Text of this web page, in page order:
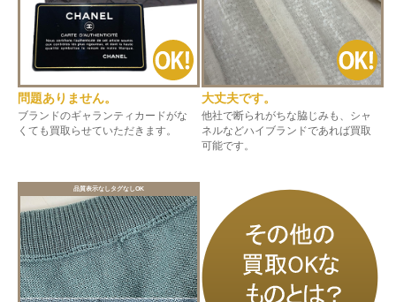
問題ありません。
ブランドのギャランティカードがな
くても買取らせていただきます。
大丈夫です。
他社で断られがちな脇じみも、シャ
ネルなどハイブランドであれば買取
可能です。
品質表示なしタグなしOK